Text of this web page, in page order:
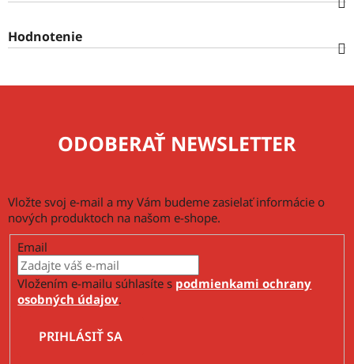
Hodnotenie
ODOBERAŤ NEWSLETTER
Vložte svoj e-mail a my Vám budeme zasielať informácie o
nových produktoch na našom e-shope.
Email
Vložením e-mailu súhlasíte s podmienkami ochrany
osobných údajov.
PRIHLÁSIŤ SA